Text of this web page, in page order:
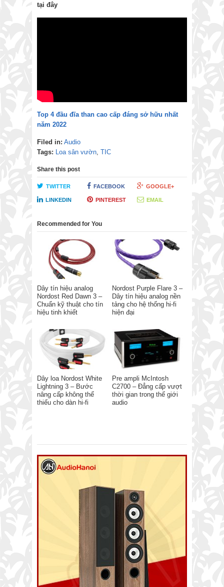
tại đây
Top 4 đầu đĩa than cao cấp đáng sở hữu nhất
năm 2022
Filed in: Audio
Tags: Loa sân vườn TIC
Share this post
TWITTER FACEBOOK GOOGLE+
LINKEDIN PINTEREST EMAIL
Recommended for You
Dây tín hiệu analog
Nordost Red Dawn 3 –
Chuẩn kỹ thuật cho tín
hiệu tinh khiết
Nordost Purple Flare 3 –
Dây tín hiệu analog nền
tảng cho hệ thống hi-fi
hiện đại
Dây loa Nordost White
Lightning 3 – Bước
nâng cấp không thể
thiếu cho dàn hi-fi
Pre ampli McIntosh
C2700 – Đẳng cấp vượt
thời gian trong thế giới
audio